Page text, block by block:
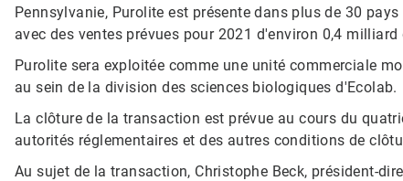
Pennsylvanie, Purolite est présente dans plus de 30
avec des ventes prévues pour 2021 d'environ 0,4 milliard
Purolite sera exploitée comme une unité commerciale
au sein de la division des sciences biologiques d'Ecolab.​​​​​​​
La clôture de la transaction est prévue au cours du
autorités réglementaires et des autres conditions de
Au sujet de la transaction, Christophe Beck, président-